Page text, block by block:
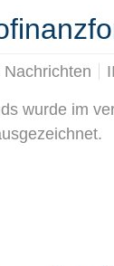
Nachrichten
wurde im